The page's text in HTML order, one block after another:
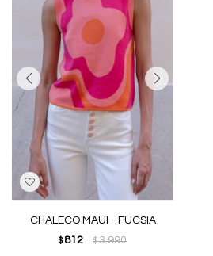
CHALECO MAUI - FUCSIA
$ 812 $3.990